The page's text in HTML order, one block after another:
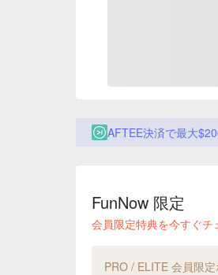
AFTEE決済で最大
FunNow 限定
会員限定特典を今すぐチ
PRO / ELITE 会員限